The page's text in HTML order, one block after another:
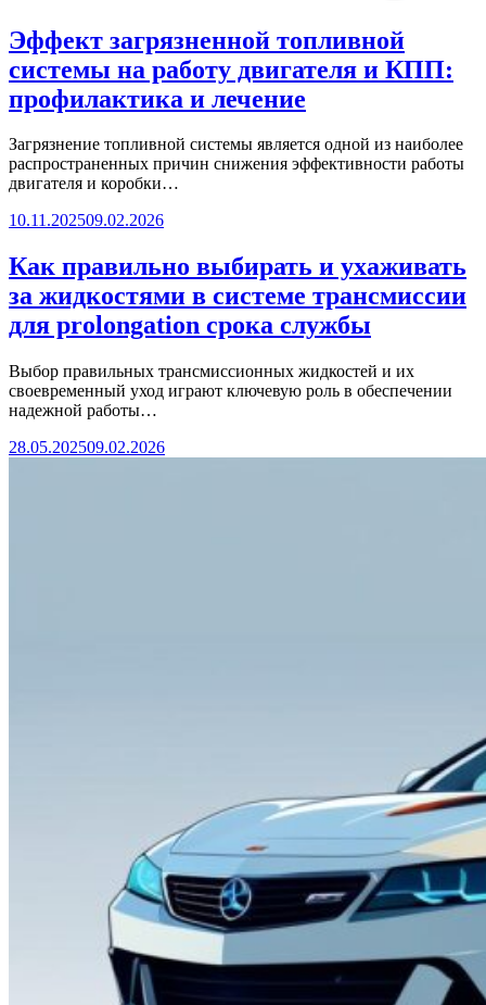
Эффект загрязненной топливной
системы на работу двигателя и КПП:
профилактика и лечение
Загрязнение топливной системы является одной из наиболее
распространенных причин снижения эффективности работы
двигателя и коробки…
10.11.202509.02.2026
Как правильно выбирать и ухаживать
за жидкостями в системе трансмиссии
для prolongation срока службы
Выбор правильных трансмиссионных жидкостей и их
своевременный уход играют ключевую роль в обеспечении
надежной работы…
28.05.202509.02.2026